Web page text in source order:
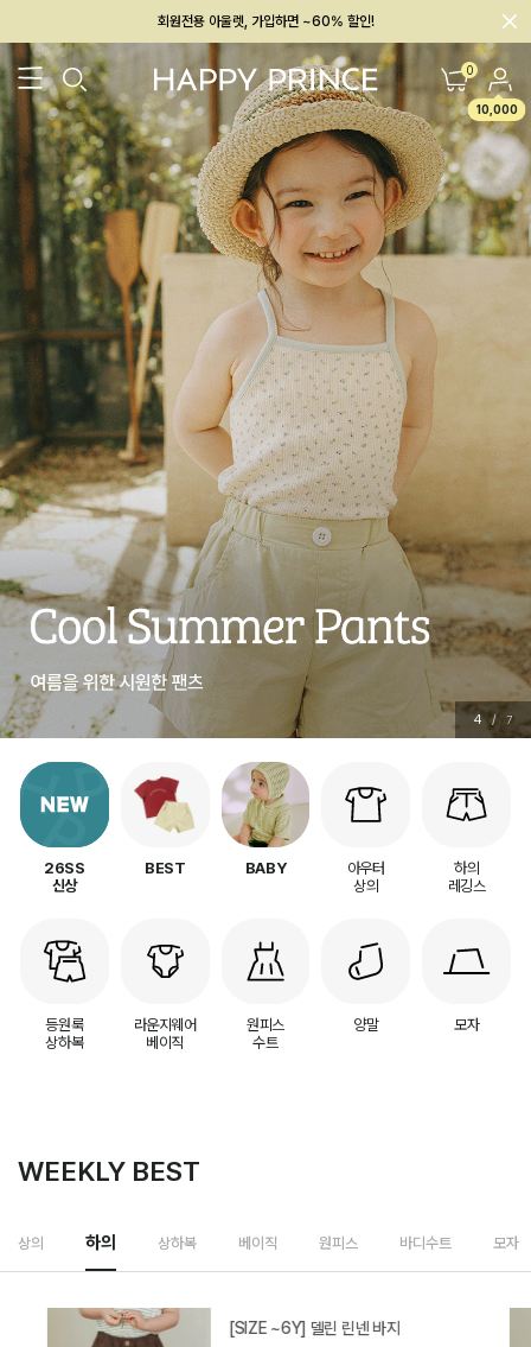
회원전용 아울렛, 가입하면 ~60% 할인!
멤버십 최대 28,000원 혜택 0
10,000
26SS 신상 BEST BABY[6~12M] 아우터/상의 하의/레깅스
5 / 7
26SS
신상
BEST BABY
아우터
상의
하의
레깅스
등원룩
상하복
라운지웨어
베이직
원피스
수트
양말 모자
WEEKLY BEST
상의 하의 상하복 베이직 원피스 바디수트 모자
[SIZE ~6Y] 델린 린넨 바지